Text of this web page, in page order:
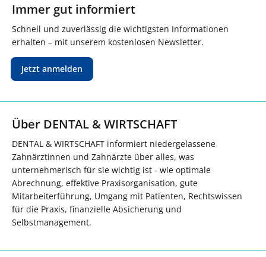
Immer gut informiert
Schnell und zuverlässig die wichtigsten Informationen
erhalten – mit unserem kostenlosen Newsletter.
Jetzt anmelden
Über DENTAL & WIRTSCHAFT
DENTAL & WIRTSCHAFT informiert niedergelassene
Zahnärztinnen und Zahnärzte über alles, was
unternehmerisch für sie wichtig ist - wie optimale
Abrechnung, effektive Praxisorganisation, gute
Mitarbeiterführung, Umgang mit Patienten, Rechtswissen
für die Praxis, finanzielle Absicherung und
Selbstmanagement.